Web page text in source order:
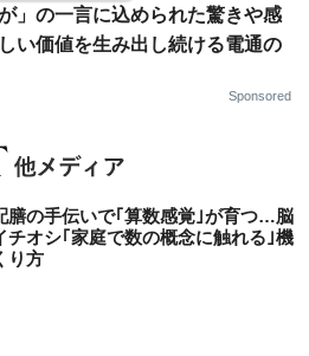
が」の一言に込められた驚きや感
い価値を生み出し続ける電通の
Sponsored
膳の手伝いで｢算数感覚｣が育つ…脳
チオシ｢家庭で数の概念に触れる｣機
り方